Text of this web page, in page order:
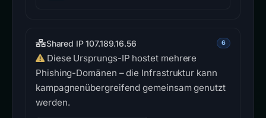
Shared IP 107.189.16.56 6
Diese Ursprungs-IP hostet mehrere
Phishing-Domänen – die Infrastruktur kann
kampagnenübergreifend gemeinsam genutzt
werden.